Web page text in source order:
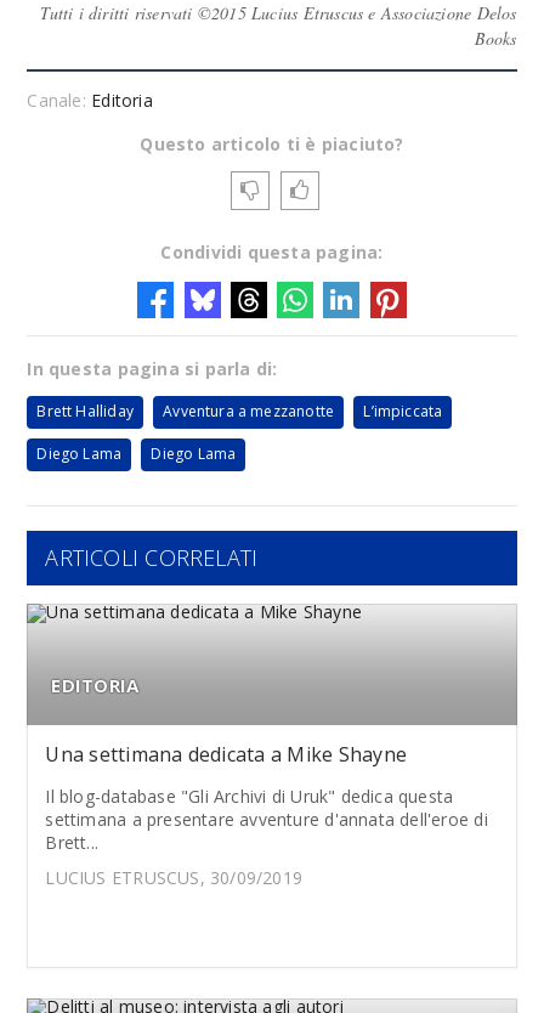
Tutti i diritti riservati ©2015 Lucius Etruscus e Associazione Delos
Books
Canale: Editoria
Questo articolo ti è piaciuto?
Condividi questa pagina:
In questa pagina si parla di:
Brett Halliday Avventura a mezzanotte L’impiccata
Diego Lama Diego Lama
ARTICOLI CORRELATI
EDITORIA
Una settimana dedicata a Mike Shayne
Il blog-database "Gli Archivi di Uruk" dedica questa
settimana a presentare avventure d'annata dell'eroe di
Brett...
LUCIUS ETRUSCUS, 30/09/2019